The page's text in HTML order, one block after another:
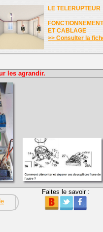
LE TELERUPTEUR
FONCTIONNEMENT
ET CABLAGE
>> Consulter la
les agrandir.
Faites le savoir :